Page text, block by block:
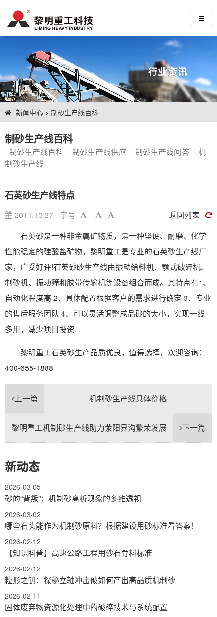
新闻中心 > 制砂生产线百科
制砂生产线百科
制砂生产线百科 制砂生产线供应 制砂生产线问答
机
制砂生产线
石英砂生产线特点
2011.10.27 字号 + -
返回列表
石英砂是一种非金属矿物质，是一种坚硬、耐磨、化学
性能稳定的硅酸盐矿物，黎明重工是专业的石英砂生产线厂
家，广受好评!石英砂砂生产线由振动给料机、颚式破碎机、
制砂机、振动筛和胶带传输机等设备组合而成。其特点有1、
自动化程度高 2、具体配置根据客户的需求进行确定 3、专业
的售后服务团队 4、可以灵活调整成品砂的大小，实现一线
多用，减少项目投资.
黎明重工石英砂生产品质优良，值得选择，欢迎咨询：
400-655-1888
上一篇 机制砂生产线具体价格
下一篇
黎明重工机制砂生产线助力荥阳界沟繁荣发展
新动态
2026-03-05
砂的“背叛”：机制砂离析现象的多维透视
2026-03-02
哪些石头能作为机制砂原料？根据建设用砂标准看答案！
2026-02-12
【知识科普】高速公路工程用砂石骨料标准
2026-02-12
粒形之钥：探秘立轴冲击破如何产出高品质机制砂
2026-02-11
固体废弃物资源化处理中的破碎技术与系统配置